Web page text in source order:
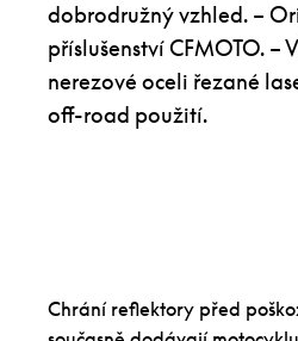
dobrodružný vzhled. –
příslušenství CFMOTO. –
nerezové oceli řezané
off-road použití.
Chrání reflektory před